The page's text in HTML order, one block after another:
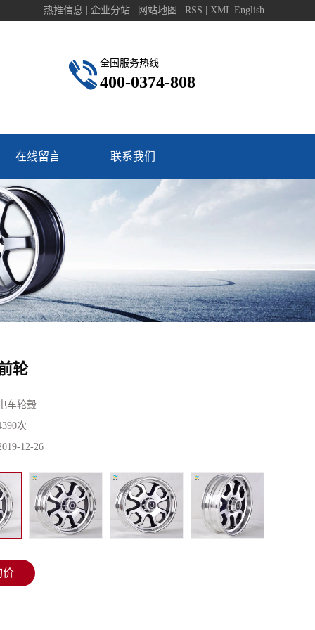
热推信息 企业分站 网站地图 RSS XML English
全国服务热线
400-0374-808
在线留言 联系我们
联系我们
轮
车轮毂
次
12-26
价